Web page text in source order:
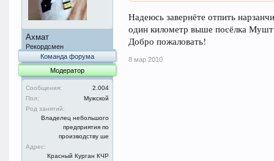
Ахмат
Рекордсмен
Команда форума
Модератор
Сообщения:
2.004
Пол:
Мужской
Род занятий:
Владелец небольшого
предприятия по
производству ше
Адрес:
Красный Курган КЧР
Надеюсь завернёте отпить
один километр выше посёлка Мушт
Добро пожаловать!
8 мар 2010